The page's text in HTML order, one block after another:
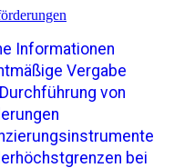
Informationen
Vergabe
von
bei